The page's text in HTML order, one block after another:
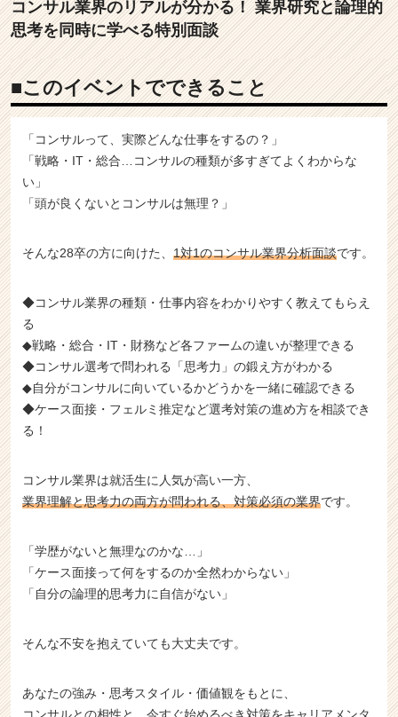
力
ア
講
座
就
活
ベ
な
チ
ャ
リ
ア
（C
r
C
e
e
r）
コンサル業界のリアルが分かる！ 業界研究と論理的
思考を同時に学べる特別面談
■このイベントでできること
「コンサルって、実際どんな仕事をするの？」
「戦略・IT・総合…コンサルの種類が多すぎてよくわからな
い」
「頭が良くないとコンサルは無理？」
そんな28卒の方に向けた、 1対1のコンサル業界分析面談です。
◆コンサル業界の種類・仕事内容をわかりやすく教えてもらえ
る
◆戦略・総合・IT・財務など各ファームの違いが整理できる
◆コンサル選考で問われる「思考力」の鍛え方がわかる
◆自分がコンサルに向いているかどうかを一緒に確認できる
◆ケース面接・フェルミ推定など選考対策の進め方を相談でき
る！
コンサル業界は就活生に人気が高い一方、
業界理解と思考力の両方が問われる、対策必須の業界です。
「学歴がないと無理なのかな…」
「ケース面接って何をするのか全然わからない」
「自分の論理的思考力に自信がない」
そんな不安を抱えていても大丈夫です。
あなたの強み・思考スタイル・価値観をもとに、
コンサルとの相性と、今すぐ始めるべき対策をキャリアメンタ